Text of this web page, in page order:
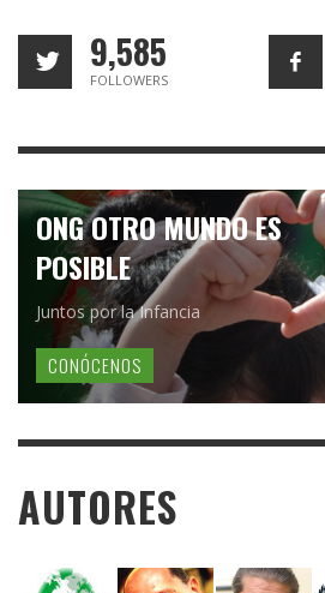
9,585
FOLLOWERS
ONG OTRO MUNDO ES
POSIBLE
Juntos por la Infancia
CONÓCENOS
AUTORES